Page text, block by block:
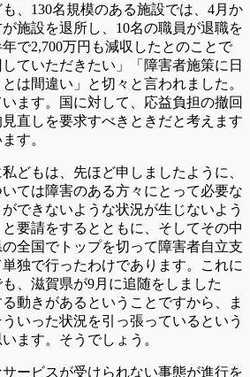
、130名規模のある施設では、4月か
施設を退所し、10名の職員が退職を
で2,700万円も減収したとのことで
ていただきたい」「障害者施策に日
は間違い」と切々と言われました。
ます。国に対して、応益負担の撤回
直しを要求すべきときだと考えます
す。
もは、先ほど申しましたように、
ては障害のある方々にとって必要な
できないような状況が生じないよう
要請をするとともに、そしてその中
全国でトップを切って障害者自立支
独で行ったわけであります。これに
、滋賀県が9月に追随をしました
動きがあるということですから、ま
いった状況を引っ張っているという
ます。そうでしょう。
ビスが受けられない事態が進行を